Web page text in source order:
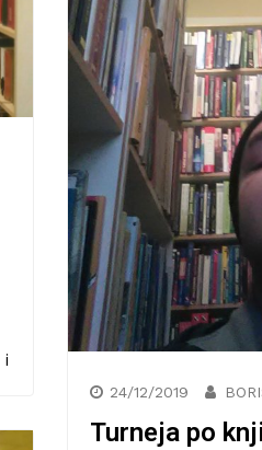
i
24/12/2019
Turneja po
Serotonin